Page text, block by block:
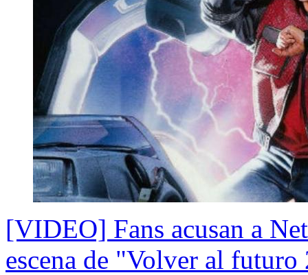
[VIDEO] Fans acusan a
escena de "Volver al futuro